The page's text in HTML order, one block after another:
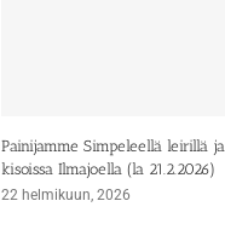
Painijamme Simpeleellä leirillä ja
kisoissa Ilmajoella (la 21.2.2026)
22 helmikuun, 2026